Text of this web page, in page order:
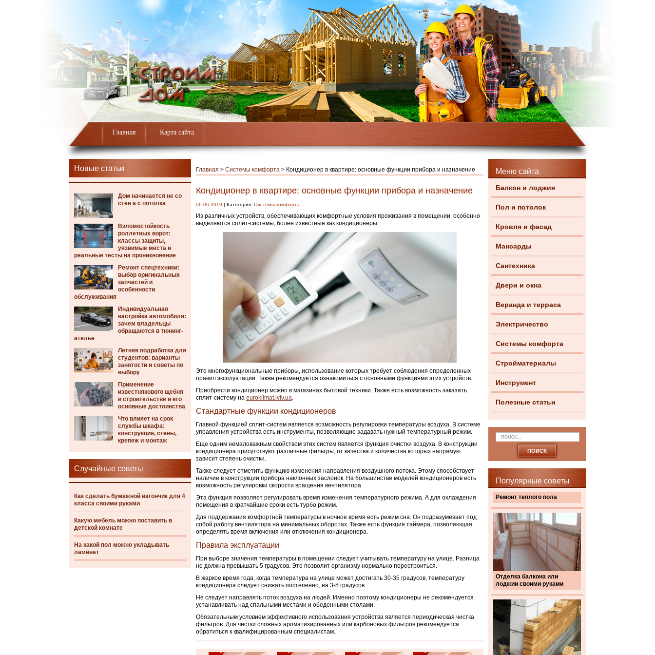
Главная Карта сайта
Новые статьи
Дом начинается не со
стен а с потолка
Взломостойкость
роллетных ворот:
классы защиты,
уязвимые места и
реальные тесты на проникновение
Ремонт спецтехники:
выбор оригинальных
запчастей и
особенности
обслуживания
Индивидуальная
настройка автомобиля:
зачем владельцы
обращаются в тюнинг-
ателье
Летняя подработка для
студентов: варианты
занятости и советы по
выбору
Применение
известнякового щебня
в строительстве и его
основные достоинства
Что влияет на срок
службы шкафа:
конструкция, стены,
крепеж и монтаж
Случайные советы
Как сделать бумажной вагончик для 4
класса своими руками
Какую мебель можно поставить в
детской комнате
На какой пол можно укладывать
ламинат
Меню сайта
Балкон и лоджия
Пол и потолок
Кровля и фасад
Мансарды
Сантехника
Двери и окна
Веранда и терраса
Электричество
Системы комфорта
Стройматериалы
Инструмент
Полезные статьи
Популярные советы
Ремонт теплого пола
Отделка балкона или
лоджии своими руками
Главная > Системы комфорта > Кондиционер в квартире: основные функции прибора и назначение
Кондиционер в квартире: основные функции прибора и назначение
06.06.2019 | Категория: Системы комфорта
Из различных устройств, обеспечивающих комфортные условия проживания в помещении, особенно
выделяются сплит-системы, более известные как кондиционеры.
Это многофункциональные приборы, использование которых требует соблюдения определенных
правил эксплуатации. Также рекомендуется ознакомиться с основными функциями этих устройств.
Приобрести кондиционер можно в магазинах бытовой техники. Также есть возможность заказать
сплит-систему на euroklimat.lviv.ua.
Стандартные функции кондиционеров
Главной функцией сплит-систем является возможность регулировки температуры воздуха. В системе
управления устройства есть инструменты, позволяющие задавать нужный температурный режим.
Еще одним немаловажным свойством этих систем является функция очистки воздуха. В конструкции
кондиционера присутствуют различные фильтры, от качества и количества которых напрямую
зависит степень очистки.
Также следует отметить функцию изменения направления воздушного потока. Этому способствует
наличие в конструкции прибора наклонных заслонок. На большинстве моделей кондиционеров есть
возможность регулировки скорости вращения вентилятора.
Эта функция позволяет регулировать время изменения температурного режима. А для охлаждения
помещения в кратчайшие сроки есть турбо режим.
Для поддержания комфортной температуры в ночное время есть режим сна. Он подразумевает под
собой работу вентилятора на минимальных оборотах. Также есть функция таймера, позволяющая
определять время включения или отключения кондиционера.
Правила эксплуатации
При выборе значения температуры в помещении следует учитывать температуру на улице. Разница
не должна превышать 5 градусов. Это позволит организму нормально перестроиться.
В жаркое время года, когда температура на улице может достигать 30-35 градусов, температуру
кондиционера следует снижать постепенно, на 3-5 градусов.
Не следует направлять поток воздуха на людей. Именно поэтому кондиционеры не рекомендуется
устанавливать над спальными местами и обеденными столами.
Обязательным условием эффективного использования устройства является периодическая чистка
фильтров. Для чистки сложных ароматизированных или карбоновых фильтров рекомендуется
обратиться к квалифицированным специалистам.